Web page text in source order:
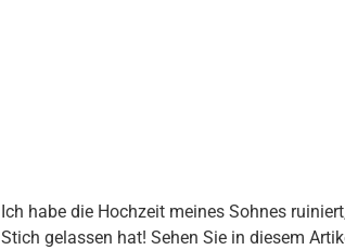
Ich habe die Hochzeit meines Sohnes
Stich gelassen hat! Sehen Sie in diesem